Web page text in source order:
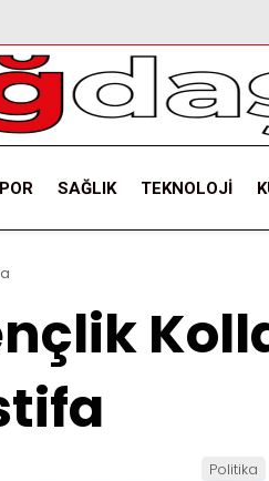
SAĞLIK TEKNOLOJI
Politika